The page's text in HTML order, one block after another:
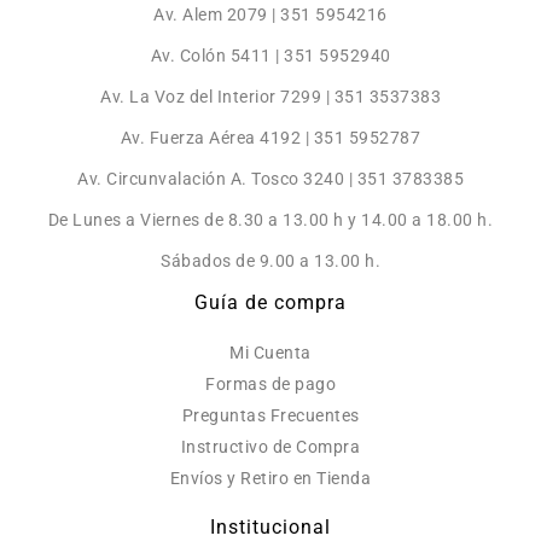
Av. Alem 2079 | 351 5954216
Av. Colón 5411 | 351 5952940
Av. La Voz del Interior 7299 | 351 3537383
Av. Fuerza Aérea 4192 | 351 5952787
Av. Circunvalación A. Tosco 3240 | 351 3783385
De Lunes a Viernes de 8.30 a 13.00 h y 14.00 a 18.00 h.
Sábados de 9.00 a 13.00 h.
Guía de compra
Mi Cuenta
Formas de pago
Preguntas Frecuentes
Instructivo de Compra
Envíos y Retiro en Tienda
Institucional